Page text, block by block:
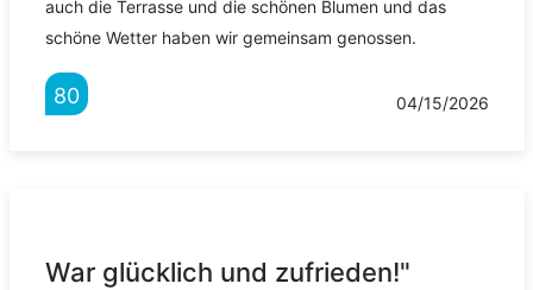
auch die Terrasse und die schönen Blumen und das
schöne Wetter haben wir gemeinsam genossen.
80 04/15/2026
War glücklich und zufrieden!"